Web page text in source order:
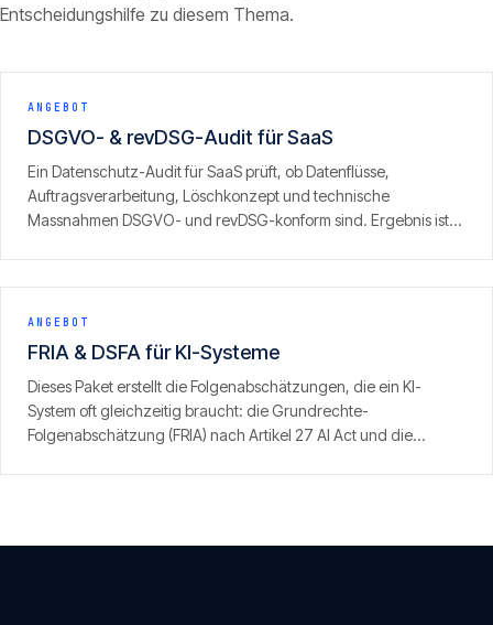
Entscheidungshilfe zu diesem Thema.
ANGEBOT
DSGVO- & revDSG-Audit für SaaS
Ein Datenschutz-Audit für SaaS prüft, ob Datenflüsse,
Auftragsverarbeitung, Löschkonzept und technische
Massnahmen DSGVO- und revDSG-konform sind. Ergebnis ist
ANGEBOT
FRIA & DSFA für KI-Systeme
Dieses Paket erstellt die Folgenabschätzungen, die ein KI-
System oft gleichzeitig braucht: die Grundrechte-
Folgenabschätzung (FRIA) nach Artikel 27 AI Act und die